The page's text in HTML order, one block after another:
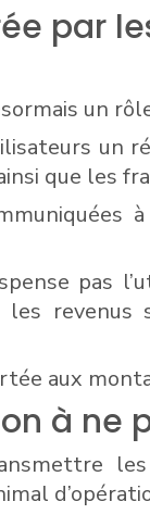
par
un
un
que les
pas
aux
à ne